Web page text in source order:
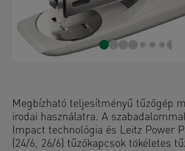
Megbízható teljesítményű tűzőgép
irodai használatra. A
Impact technológia és Leitz Power
(24/6, 26/6) tűzőkapcsok tökéletes